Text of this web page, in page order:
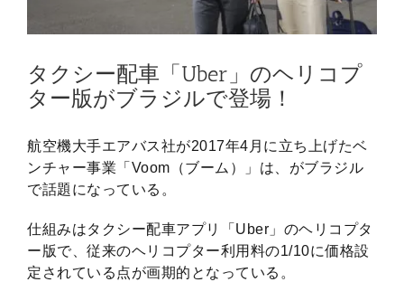
タクシー配車「Uber」のヘリコプ
ター版がブラジルで登場！
航空機大手エアバス社が2017年4月に立ち上げたベ
ンチャー事業「Voom（ブーム）」は、がブラジル
で話題になっている。
仕組みはタクシー配車アプリ「Uber」のヘリコプタ
ー版で、従来のヘリコプター利用料の1/10に価格設
定されている点が画期的となっている。